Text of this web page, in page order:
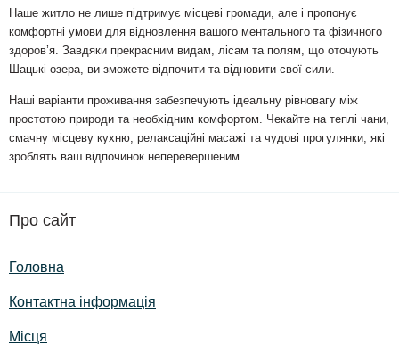
Наше житло не лише підтримує місцеві громади, але і пропонує
комфортні умови для відновлення вашого ментального та фізичного
здоров’я. Завдяки прекрасним видам, лісам та полям, що оточують
Шацькі озера, ви зможете відпочити та відновити свої сили.
Наші варіанти проживання забезпечують ідеальну рівновагу між
простотою природи та необхідним комфортом. Чекайте на теплі чани,
смачну місцеву кухню, релаксаційні масажі та чудові прогулянки, які
зроблять ваш відпочинок неперевершеним.
Про сайт
Головна
Контактна інформація
Місця